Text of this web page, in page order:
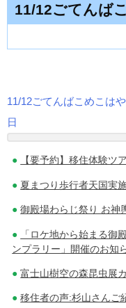
11/12ごてんば
投
稿
ナ
ー
シ
ョ
11/12ごてんばこめこは
日
【要予約】移住体験ツ
夏まつり歩行者天国実
御殿場わらじ祭り お神
「ロケ地から始まる御
ンプラリー」開催のお知
富士山樹空の森昆虫展
移住者の声:杉山さんご